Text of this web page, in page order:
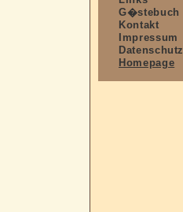
G�stebuch
Kontakt
Impressum
Datenschutz
Homepage